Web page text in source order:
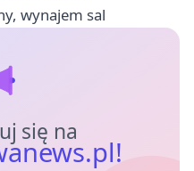
wynajem sal
się na